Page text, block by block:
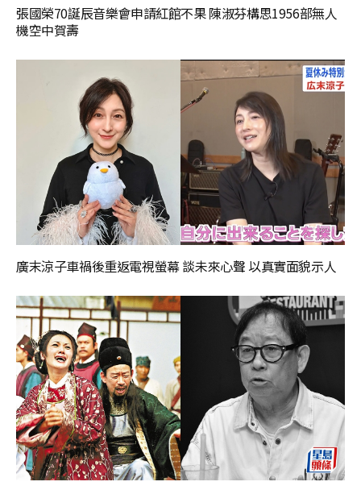
張國榮70誕辰音樂會申請紅館不果 陳淑芬構思1956部無人
機空中賀壽
廣末涼子車禍後重返電視螢幕 談未來心聲 以真實面貌示人